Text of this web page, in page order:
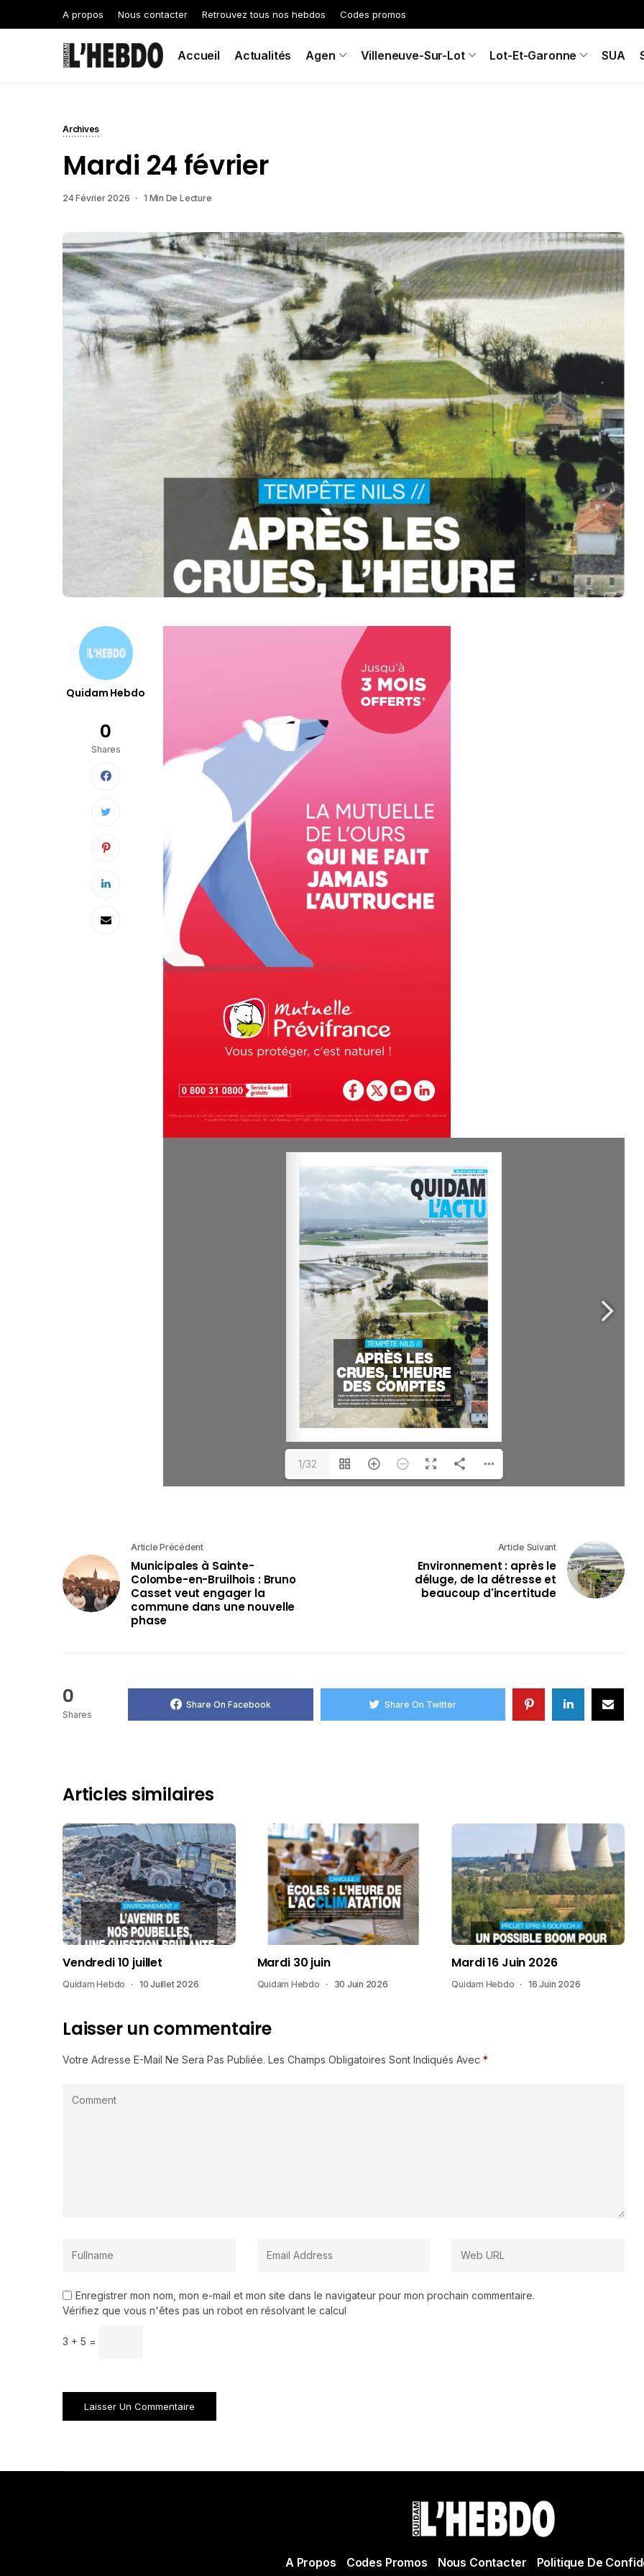
A propos Nous contacter Retrouvez tous nos hebdos Codes promos
Accueil Actualités Agen Villeneuve-Sur-Lot Lot-Et-Garonne SUA
Archives
Mardi 24 février
24 Février 2026 1 Min De Lecture
Quidam Hebdo
0
Shares
1/32
Article Précédent
Municipales à Sainte-
Colombe-en-Bruilhois : Bruno
Casset veut engager la
commune dans une nouvelle
phase
Article Suivant
Environnement : après le
déluge, de la détresse et
beaucoup d'incertitude
0
Shares
Share On Facebook Share On Twitter
Articles similaires
Vendredi 10 juillet
Quidam Hebdo 10 Juillet 2026
Mardi 30 juin
Quidam Hebdo 30 Juin 2026
Mardi 16 Juin 2026
Quidam Hebdo 16 Juin 2026
Laisser un commentaire
Votre Adresse E-Mail Ne Sera Pas Publiée. Les Champs Obligatoires Sont Indiqués Avec *
Enregistrer mon nom, mon e-mail et mon site dans le navigateur pour mon prochain commentaire.
Vérifiez que vous n'êtes pas un robot en résolvant le calcul
3 + 5 =
A Propos Codes Promos Nous Contacter Politique De